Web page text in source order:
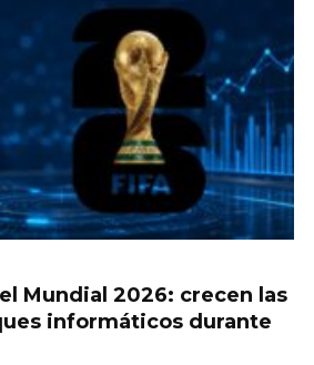
Mundial 2026: crecen las
informáticos durante